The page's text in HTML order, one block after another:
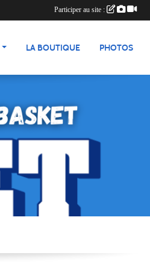
LA BOUTIQUE PHOTOS
Participer au site :